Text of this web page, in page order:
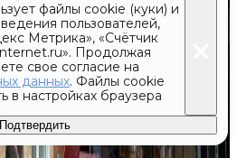
файлы cookie (куки) и
пользователей,
Метрика», «Счётчик
Продолжая
свое согласие на
данных. Файлы cookie
в настройках браузера
Подтвердить